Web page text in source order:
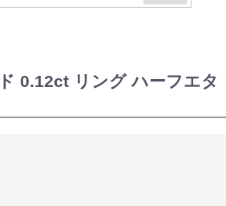
0.12ct リング ハーフエタ